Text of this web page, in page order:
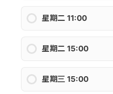
星期二 11:00
星期二 15:00
星期三 15:00